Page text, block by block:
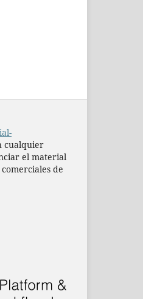
cualquier
el material
de